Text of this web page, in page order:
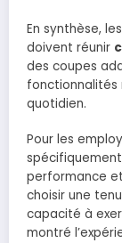
En synthèse,
doivent réunir
des coupes
fonctionnalités
quotidien.
Pour les
performance
choisir une
capacité à
montré